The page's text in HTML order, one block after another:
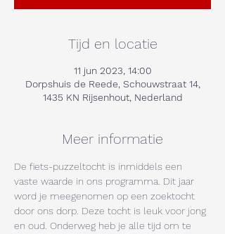
Tijd en locatie
11 jun 2023, 14:00
Dorpshuis de Reede, Schouwstraat 14,
1435 KN Rijsenhout, Nederland
Meer informatie
De fiets-puzzeltocht is inmiddels een
vaste waarde in ons programma. Dit jaar
word je meegenomen op een zoektocht
door ons dorp. Deze tocht is leuk voor jong
en oud. Onderweg heb je alle tijd om te